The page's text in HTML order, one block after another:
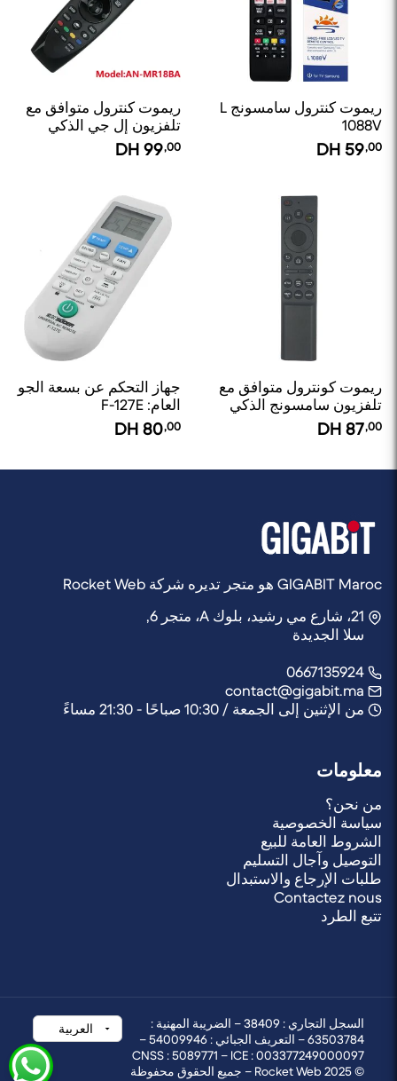
ريموت كنترول سامسونج L
1088V
59,00
ريموت كنترول متوافق مع
تلفزيون إل جي الذكي
بتقنية Magic
99,00
ريموت كونترول متوافق مع
تلفزيون سامسونج الذكي
87,00
جهاز التحكم عن بسعة الجو
العام: F-127E
80,00
GIGABIT Maroc هو متجر تديره شركة Rocket Web
21، شارع مي رشيد، بلوك A، متجر 6,
سلا الجديدة
من الإثنين إلى الجمعة / 10:30 صباحًا - 21:30 مساءً
معلومات
من نحن؟
سياسة الخصوصية
الشروط العامة للبيع
التوصيل وآجال التسليم
طلبات الإرجاع والاستبدال
Contactez nous
تتبع الطرد
السجل التجاري : 38409 – الضريبة المهنية :
63503784 – التعريف الجبائي : 54009946 –
CNSS : 5089771 – ICE : 003377249000097
© 2025 Rocket Web – جميع الحقوق محفوظة